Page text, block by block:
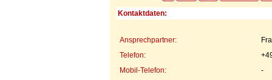
Kontaktdaten:
Ansprechpartner:
Telefon:
Mobil-Telefon:
-